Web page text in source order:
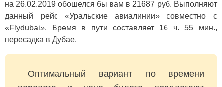
на 26.02.2019 обошелся бы вам в 21687 руб. Выполняют
данный рейс «Уральские авиалинии» совместно с
«Flydubai». Время в пути составляет 16 ч. 55 мин.,
пересадка в Дубае.
Оптимальный вариант по времени